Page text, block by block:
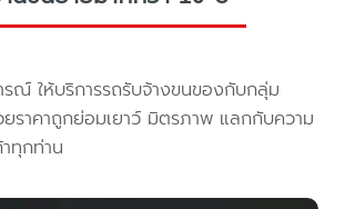
รณ์ ให้บริการรถรับจ้างขนของกับกลุ่ม
ราคาถูกย่อมเยาว์ มิตรภาพ แลกกับความ
ทุกท่าน